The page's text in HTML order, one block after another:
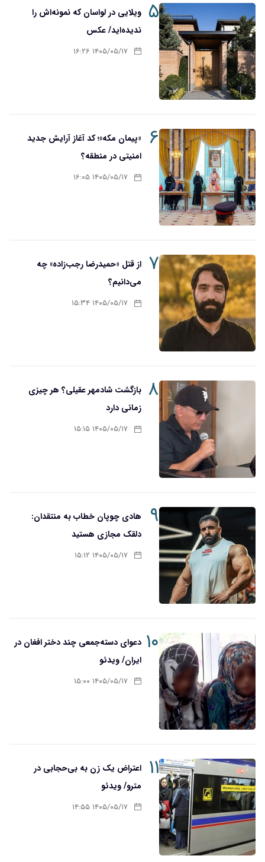
۵ ویلایی در لواسان که نمونه‌اش را
ندیده‌اید/ عکس
۱۴۰۵/۰۵/۱۷ ۱۶:۲۶
۶
«پیمان مکه»؛ کد آغاز آرایش جدید
امنیتی در منطقه؟
۱۴۰۵/۰۵/۱۷ ۱۶:۰۵
۷ از قتل «حمیدرضا رجب‌زاده» چه
می‌دانیم؟
۱۴۰۵/۰۵/۱۷ ۱۵:۳۴
۸ بازگشت شادمهر عقیلی؟ هر چیزی
زمانی دارد
۱۴۰۵/۰۵/۱۷ ۱۵:۱۵
۹
هادی چوپان خطاب به منتقدان:
دلقک مجازی هستید
۱۴۰۵/۰۵/۱۷ ۱۵:۱۲
۱۰ دعوای دسته‌جمعی چند دختر افغان در
ایران/ ویدئو
۱۴۰۵/۰۵/۱۷ ۱۵:۰۰
۱۱
اعتراض یک زن به بی‌حجابی در
مترو/ ویدئو
۱۴۰۵/۰۵/۱۷ ۱۴:۵۵